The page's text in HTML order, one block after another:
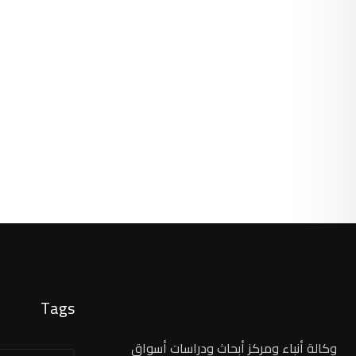
وكالة أنباء ومركز أبحاث ودراسات أسواق
Tags